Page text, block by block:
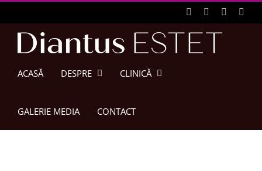
content
Facebook Instagram
ACASĂ DESPRE CLINICĂ
GALERIE MEDIA CONTACT